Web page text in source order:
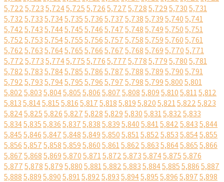
5,7225,7235,7245,7255,7265,7275,7285,7295,7305,731
5,7325,7335,7345,7355,7365,7375,7385,7395,7405,741
5,7425,7435,7445,7455,7465,7475,7485,7495,7505,751
5,7525,7535,7545,7555,7565,7575,7585,7595,7605,761
5,7625,7635,7645,7655,7665,7675,7685,7695,7705,771
5,7725,7735,7745,7755,7765,7775,7785,7795,7805,781
5,7825,7835,7845,7855,7865,7875,7885,7895,7905,791
5,7925,7935,7945,7955,7965,7975,7985,7995,8005,801
5,8025,8035,8045,8055,8065,8075,8085,8095,8105,8115,812
5,8135,8145,8155,8165,8175,8185,8195,8205,8215,8225,823
5,8245,8255,8265,8275,8285,8295,8305,8315,8325,833
5,8345,8355,8365,8375,8385,8395,8405,8415,8425,8435,844
5,8455,8465,8475,8485,8495,8505,8515,8525,8535,8545,855
5,8565,8575,8585,8595,8605,8615,8625,8635,8645,8655,866
5,8675,8685,8695,8705,8715,8725,8735,8745,8755,876
5,8775,8785,8795,8805,8815,8825,8835,8845,8855,8865,887
5,8885,8895,8905,8915,8925,8935,8945,8955,8965,8975,898